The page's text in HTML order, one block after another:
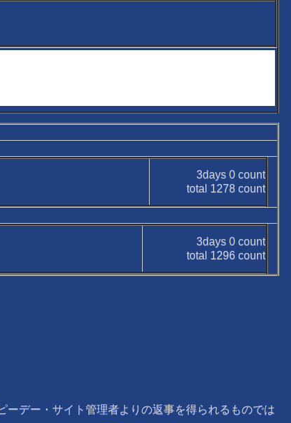
3days 0count
total 1278count
3days 0count
total 1296count
デー・サイト管理者よりの返事を得られるものでは